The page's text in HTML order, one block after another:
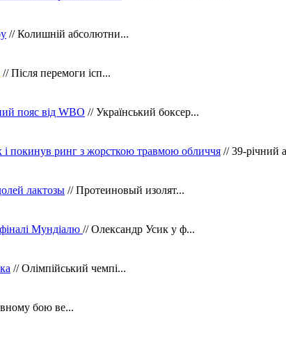
// Колишній абсолютни...
// Після перемоги ісп...
пояс від WBO // Український боксер...
і покинув ринг з жорсткою травмою обличчя // 39-річний
лактозы // Протеиновый изолят...
Мундіалю // Олександр Усик у ф...
// Олімпійський чемпі...
бою ве...